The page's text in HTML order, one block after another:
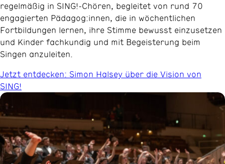
regelmäßig in SING!-Chören, begleitet von rund 70
engagierten Pädagog:innen, die in wöchentlichen
Fortbildungen lernen, ihre Stimme bewusst einzusetzen
und Kinder fachkundig und mit Begeisterung beim
Singen anzuleiten.
Jetzt entdecken: Simon Halsey über die Vision von
SING!